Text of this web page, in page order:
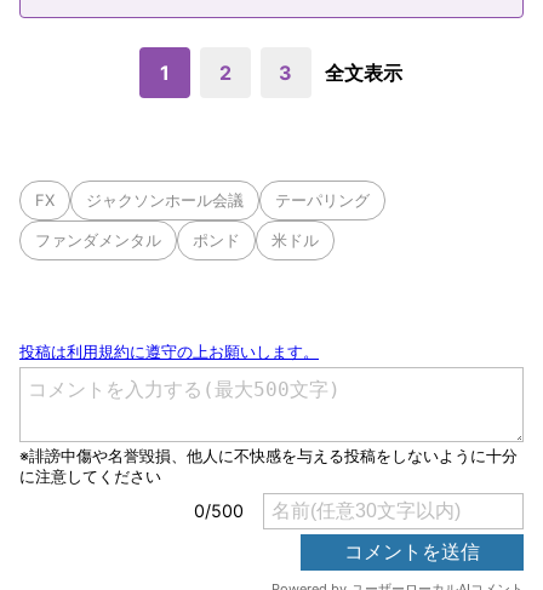
1 2 3 全文表示
FX ジャクソンホール会議 テーパリング
ファンダメンタル ポンド 米ドル